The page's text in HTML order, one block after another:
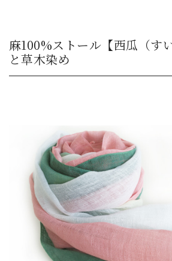
麻100%ストール【西瓜（す
と草木染め